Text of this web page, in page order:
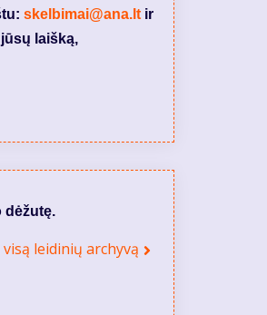
skelbimai@ana.ltir
laišką,
dėžutę.
leidinių archyvą